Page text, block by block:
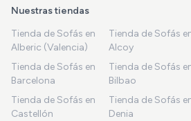
Nuestras tiendas
Tienda de Sofás en
Alberic (Valencia)
Tienda de Sofás
Alcoy
Tienda de Sofás en
Barcelona
Tienda de Sofás
Bilbao
Tienda de Sofás en
Castellón
Tienda de Sofás
Denia